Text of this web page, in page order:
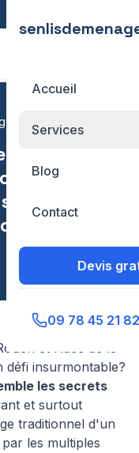
Accueil
Services
Blog
Contact
Devis
09 78 45 21 82
sans camion à
pour une
économiquesans
les
et l'idée de le
défi insurmontable?
les secrets
et surtout
traditionnel d'un
les multiples